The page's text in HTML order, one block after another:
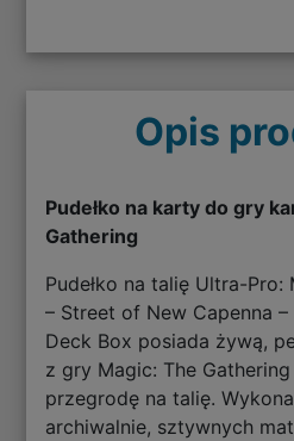
Opis
Pudełko na karty do gry
Gathering
Pudełko na talię Ultra-Pro:
– Street of New Capenna –
Deck Box posiada żywą,
z gry Magic: The
przegrodę na talię.
archiwalnie, sztywnych